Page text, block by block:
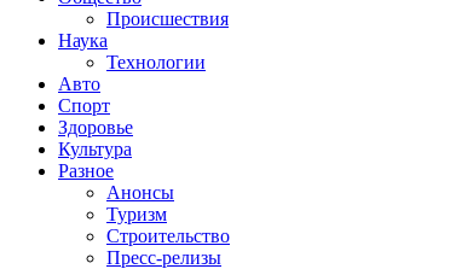
Происшествия
Наука
Технологии
Авто
Спорт
Здоровье
Культура
Разное
Анонсы
Туризм
Строительство
Пресс-релизы